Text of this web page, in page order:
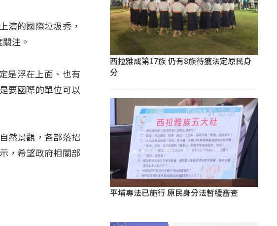
演的國際垃圾秀，
注。
是浮在上面、也有
要國際的單位可以
然景觀，各部落招
，希望政府相關部
西拉雅成第17族 仍有8族待獲法定原民身
分
平埔專法已施行 原民身分法暫緩審查